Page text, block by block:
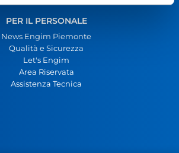
PER IL PERSONALE
News Engim Piemonte
Qualità e Sicurezza
Let's Engim
Area Riservata
Assistenza Tecnica